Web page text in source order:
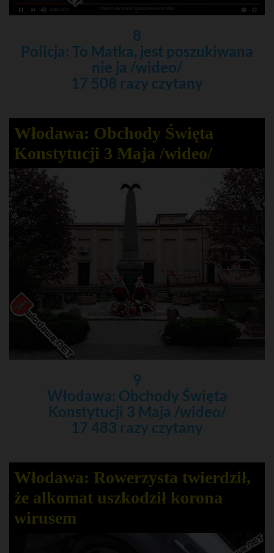
8
Policja: To Matka, jest poszukiwana
nie ja /wideo/
17 508 razy czytany
Włodawa: Obchody Święta
Konstytucji 3 Maja /wideo/
9
Włodawa: Obchody Święta
Konstytucji 3 Maja /wideo/
17 483 razy czytany
Włodawa: Rowerzysta twierdził,
że alkomat uszkodził korona
wirusem